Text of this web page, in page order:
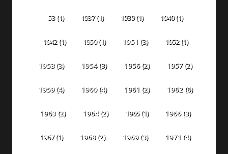
53(1) 1937(1) 1939(1) 1940(1)
1942(1) 1950(1) 1951 (3) 1952(1)
1953(3) 1954(3) 1956(2) 1957(2)
1959(4) 1960(4) 1961 (2) 1962(6)
1963 (2) 1964(2) 1965(1) 1966(3)
1967(1) 1968(2) 1969(3) 1971 (4)